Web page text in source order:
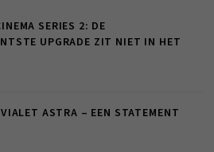
SERIES 2: DE
UPGRADE ZIT NIET IN HET
ASTRA – EEN STATEMENT